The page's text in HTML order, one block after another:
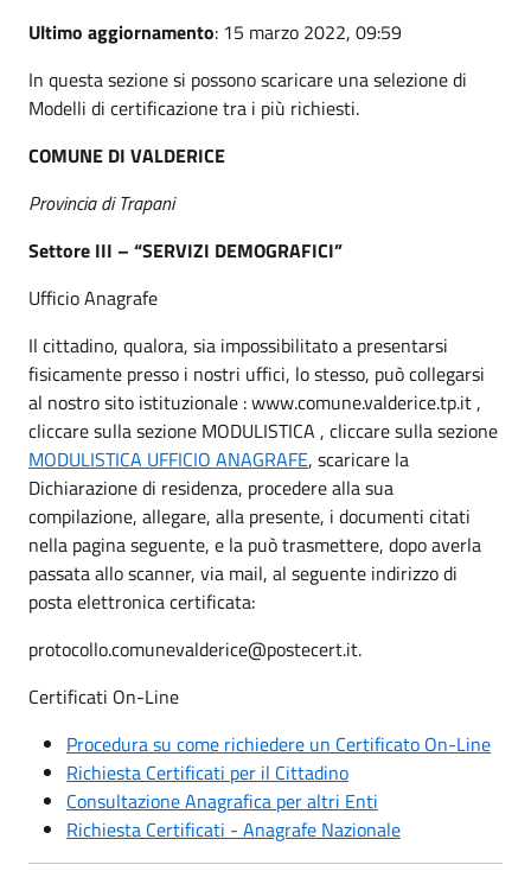
Ultimo aggiornamento: 15 marzo 2022, 09:59
In questa sezione si possono scaricare una selezione di
Modelli di certificazione tra i più richiesti.
COMUNE DI VALDERICE
Provincia di Trapani
Settore III – “SERVIZI DEMOGRAFICI”
Ufficio Anagrafe
Il cittadino, qualora, sia impossibilitato a presentarsi
fisicamente presso i nostri uffici, lo stesso, può collegarsi
al nostro sito istituzionale : www.comune.valderice.tp.it ,
cliccare sulla sezione MODULISTICA , cliccare sulla sezione
MODULISTICA UFFICIO ANAGRAFE, scaricare la
Dichiarazione di residenza, procedere alla sua
compilazione, allegare, alla presente, i documenti citati
nella pagina seguente, e la può trasmettere, dopo averla
passata allo scanner, via mail, al seguente indirizzo di
posta elettronica certificata:
protocollo.comunevalderice@postecert.it.
Certificati On-Line
Procedura su come richiedere un Certificato On-Line
Richiesta Certificati per il Cittadino
Consultazione Anagrafica per altri Enti
Richiesta Certificati - Anagrafe Nazionale